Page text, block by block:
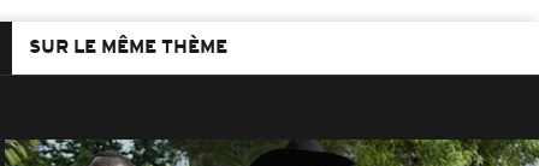
SUR LE MÊME THÈME